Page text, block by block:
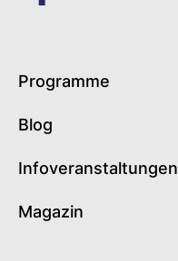
Programme
Blog
Infoveranstaltungen
Magazin